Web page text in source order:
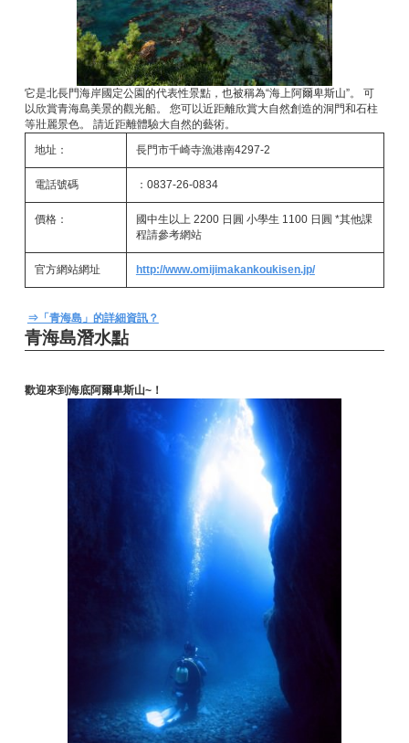
它是北長門海岸國定公園的代表性景點，也被稱為“海上阿爾卑斯山”。 可
以欣賞青海島美景的觀光船。 您可以近距離欣賞大自然創造的洞門和石柱
等壯麗景色。 請近距離體驗大自然的藝術。
地址：
長門市千崎寺漁港南4297-2
電話號碼 ：0837-26-0834
價格：
國中生以上 2200 日圓 小學生 1100 日圓 *其他課
程請參考網站
官方網站網址 http://www.omijimakankoukisen.jp/
⇒「青海島」的詳細資訊？
青海島潛水點
歡迎來到海底阿爾卑斯山~！